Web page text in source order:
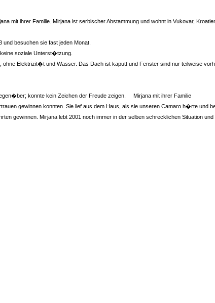
mit ihrer Familie. Mirjana ist serbischer Abstammung und wohnt in Vukovar,
und besuchen sie fast jeden Monat.
soziale Unterst�tzung.
Elektrizit�t und Wasser. Das Dach ist kaputt und Fenster sind nur teilweise
konnte kein Zeichen der Freude zeigen. Mirjana mit ihrer Familie
gewinnen konnten. Sie lief aus dem Haus, als sie unseren Camaro h�rte
gewinnen. Mirjana lebt 2001 noch immer in der selben schrecklichen Situation